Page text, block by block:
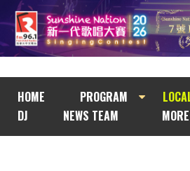
HOME PROGRAM
DJ
NEWS TEAM